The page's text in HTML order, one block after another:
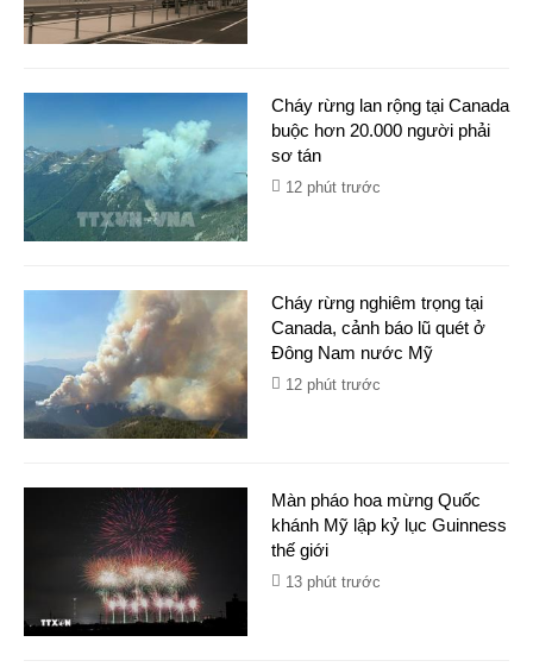
Cháy rừng lan rộng tại Canada
buộc hơn 20.000 người phải
sơ tán
12 phút trước
Cháy rừng nghiêm trọng tại
Canada, cảnh báo lũ quét ở
Đông Nam nước Mỹ
12 phút trước
Màn pháo hoa mừng Quốc
khánh Mỹ lập kỷ lục Guinness
thế giới
13 phút trước